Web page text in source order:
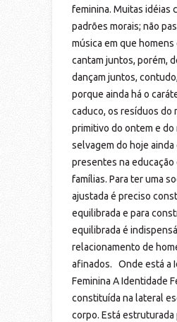
feminina. Muitas idéias
padrões morais; não
música em que
cantam juntos, porém,
dançam juntos,
porque ainda há o
caduco, os resíduos do
primitivo do ontem e do
selvagem do hoje ainda
presentes na educação
famílias. Para ter uma
ajustada é preciso
equilibrada e para
equilibrada é
relacionamento de
afinados. Onde está a
Feminina A Identidade
constituída na lateral
corpo. Está estruturada